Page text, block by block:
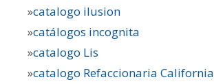
»catalogo ilusion
»catálogos incognita
»catalogo Lis
»catalogo Refaccionaria California